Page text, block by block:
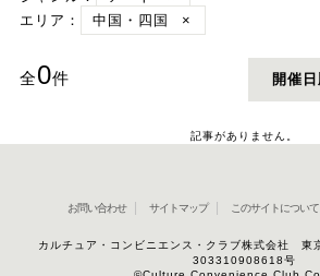
エリア：
中国・四国 ×
全0件 開催
記事がありません。
お問い合わせ サイトマップ このサイトについて
カルチュア・コンビニエンス・クラブ株式会社
303310908618号